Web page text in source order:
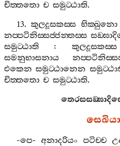
චිත‍්තතො ච සමුට‍්ඨාති.
13.කුලදූසකස‍්ස භික‍්ඛුනො
නප‍්පටිනිස‍්සජ‍්ජන‍්තස‍්ස
සමුට‍්ඨාති : කුලදූසකස‍්ස
සමනුභාසනාය
එකෙන සමුට‍්ඨානෙන
චිත‍්තතො ච සමුට‍්ඨාති.
සෙඛියා
-පෙ-අනාදරියං පටිච‍්ච